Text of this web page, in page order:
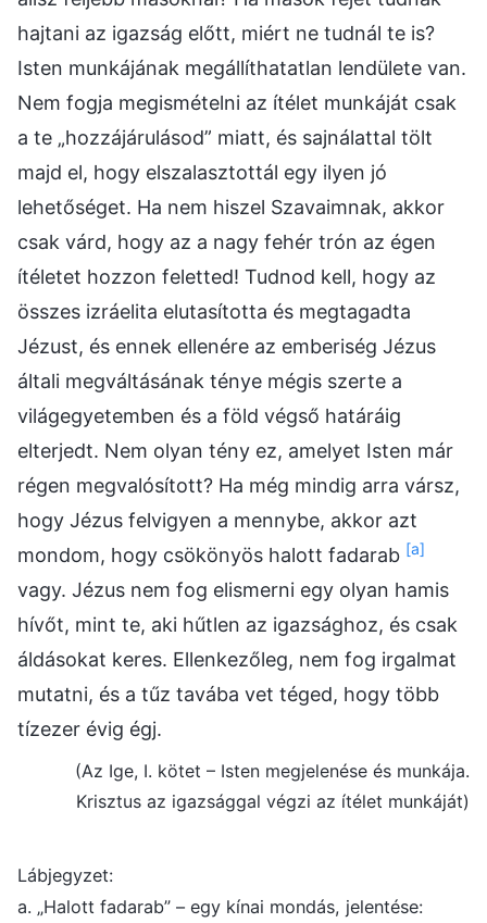
hajtani az igazság előtt, miért ne tudnál te is?
Isten munkájának megállíthatatlan lendülete van.
Nem fogja megismételni az ítélet munkáját csak
a te „hozzájárulásod” miatt, és sajnálattal tölt
majd el, hogy elszalasztottál egy ilyen jó
lehetőséget. Ha nem hiszel Szavaimnak, akkor
csak várd, hogy az a nagy fehér trón az égen
ítéletet hozzon feletted! Tudnod kell, hogy az
összes izráelita elutasította és megtagadta
Jézust, és ennek ellenére az emberiség Jézus
általi megváltásának ténye mégis szerte a
világegyetemben és a föld végső határáig
elterjedt. Nem olyan tény ez, amelyet Isten már
régen megvalósított? Ha még mindig arra vársz,
hogy Jézus felvigyen a mennybe, akkor azt
mondom, hogy csökönyös halott fadarab [a]
vagy. Jézus nem fog elismerni egy olyan hamis
hívőt, mint te, aki hűtlen az igazsághoz, és csak
áldásokat keres. Ellenkezőleg, nem fog irgalmat
mutatni, és a tűz tavába vet téged, hogy több
tízezer évig égj.
(Az Ige, I. kötet – Isten megjelenése és munkája.
Krisztus az igazsággal végzi az ítélet munkáját)
Lábjegyzet:
a. „Halott fadarab” – egy kínai mondás, jelentése: